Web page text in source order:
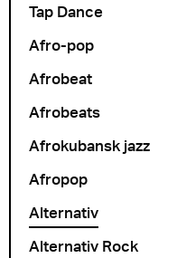
Tap Dance
Afro-pop
Afrobeat
Afrobeats
Afrokubansk jazz
Afropop
Alternativ
Alternativ Rock